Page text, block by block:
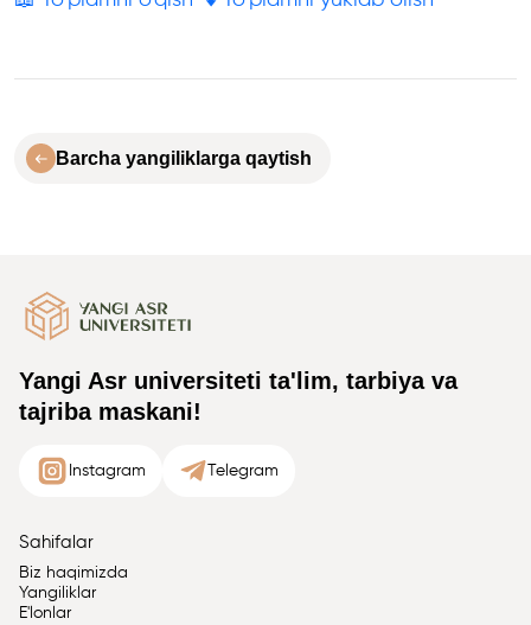
Barcha yangiliklarga qaytish
Yangi Asr universiteti ta'lim, tarbiya va
tajriba maskani!
Instagram Telegram
Sahifalar
Biz haqimizda
Yangiliklar
E'lonlar